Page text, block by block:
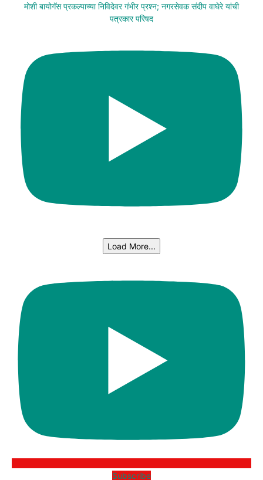
मोशी बायोगॅस प्रकल्पाच्या निविदेवर गंभीर प्रश्न; नगरसेवक संदीप वाघेरे यांची
पत्रकार परिषद
Load More...
Subscribe